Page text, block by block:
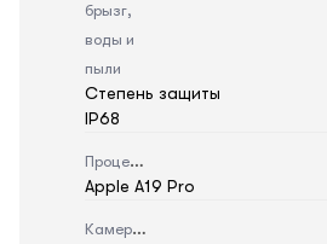
брызг,
воды и
пыли
Степень защиты
IP68
Процессор
Apple A19 Pro
Камера